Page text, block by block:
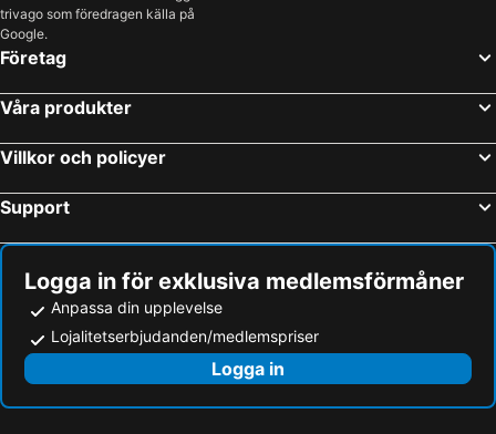
trivago som föredragen källa på
Google.
Företag
Våra produkter
Villkor och policyer
Support
Logga in för exklusiva medlemsförmåner
Anpassa din upplevelse
Lojalitetserbjudanden/medlemspriser
Logga in